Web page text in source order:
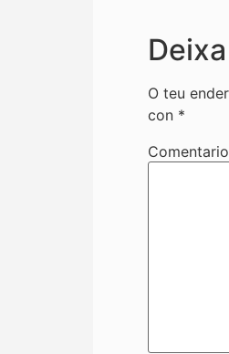
O teu
con *
Comentario